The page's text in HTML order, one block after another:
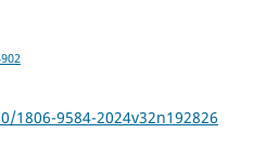
1806-9584-2024v32n192826